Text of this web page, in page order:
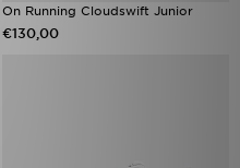
On Running Cloudswift Junior
€130,00